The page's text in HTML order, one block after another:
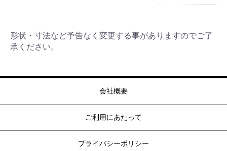
形状・寸法など予告なく変更する事がありますのでご了
承ください。
会社概要
ご利用にあたって
プライバシーポリシー